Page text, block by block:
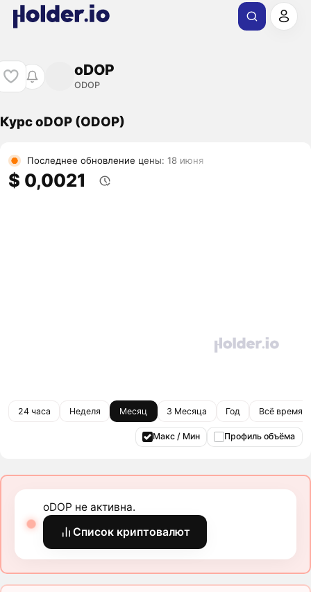
oDOP
ODOP
Курс oDOP (ODOP)
Последнее обновление цены: 18 июня
$ 0,0021
24 часа Неделя Месяц 3 Месяца Год Всё время
Макс / Мин Профиль объёма
oDOP не активна.
Список криптовалют